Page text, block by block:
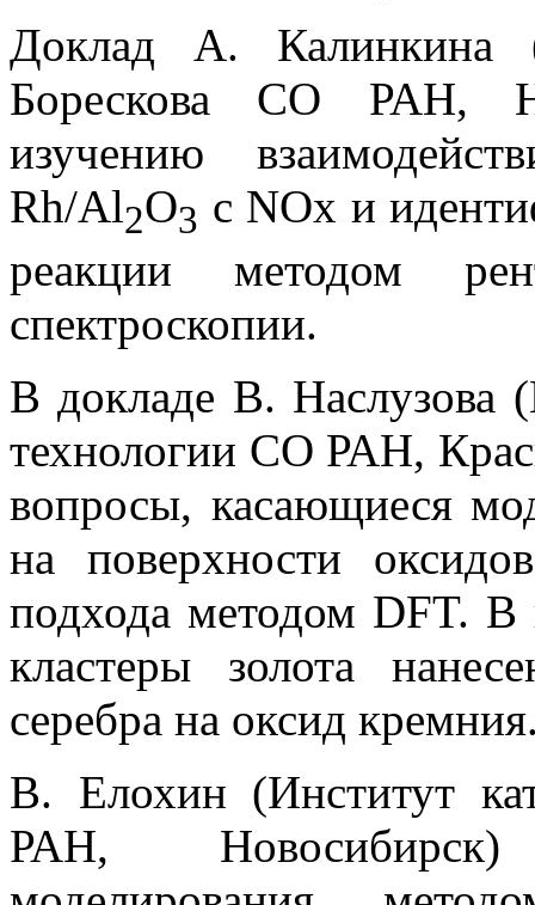
Доклад А. Калинкина
Борескова СО РАН,
изучению
Rh/Al2O3 с NOx и
реакции методом
спектроскопии.
В докладе В. Наслузова
технологии СО РАН,
вопросы, касающиеся
на поверхности
подхода методом DFT. В
кластеры золота
серебра на оксид
В. Елохин (Институт
РАН, Новосибирск)